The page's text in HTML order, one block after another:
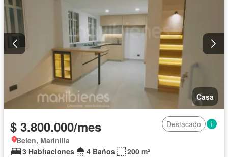
Casa
$ 3.800.000/mes
Destacado
Belen, Marinilla
3 Habitaciones
4 Baños
200 m²